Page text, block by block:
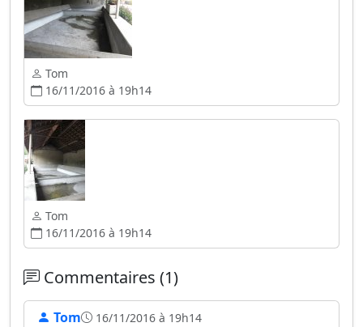
Tom
16/11/2016 à 19h14
Tom
16/11/2016 à 19h14
Commentaires (1)
Tom 16/11/2016 à 19h14